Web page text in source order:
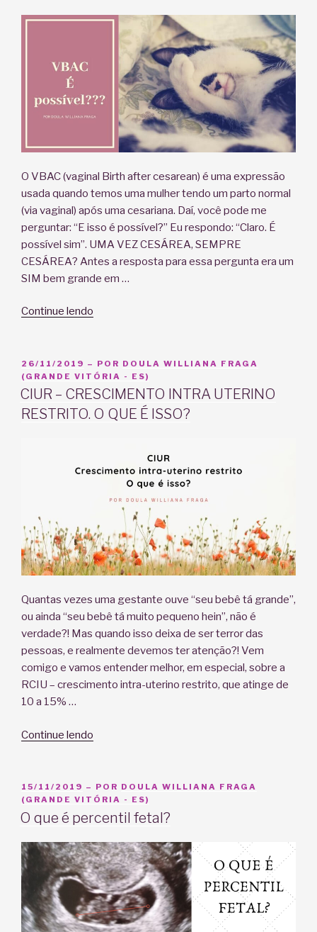
O VBAC (vaginal Birth after cesarean) é uma expressão
usada quando temos uma mulher tendo um parto normal
(via vaginal) após uma cesariana. Daí, você pode me
perguntar: “E isso é possível?” Eu respondo: “Claro. É
possível sim”. UMA VEZ CESÁREA, SEMPRE
CESÁREA? Antes a resposta para essa pergunta era um
SIM bem grande em …
Continue lendo
PUBLICADO
EM
26/11/2019 – POR DOULA WILLIANA FRAGA
(GRANDE VITÓRIA - ES)
CIUR – CRESCIMENTO INTRA UTERINO
RESTRITO. O QUE É ISSO?
Quantas vezes uma gestante ouve “seu bebê tá grande”,
ou ainda “seu bebê tá muito pequeno hein”, não é
verdade?! Mas quando isso deixa de ser terror das
pessoas, e realmente devemos ter atenção?! Vem
comigo e vamos entender melhor, em especial, sobre a
RCIU – crescimento intra-uterino restrito, que atinge de
10 a 15% …
Continue lendo
INTRA
UTERINO
RESTRITO.
QUE
É
ISSO?”
PUBLICADO
EM
15/11/2019 – POR DOULA WILLIANA FRAGA
(GRANDE VITÓRIA - ES)
O que é percentil fetal?